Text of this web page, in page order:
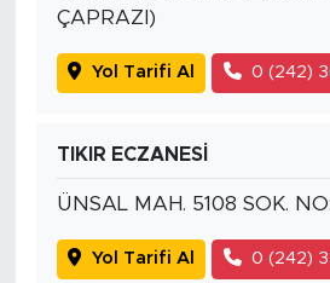
ÇAPRAZI)
Yol Tarifi Al 0 (242)
TIKIR ECZANESİ
ÜNSAL MAH. 5108 SOK.
Yol Tarifi Al 0 (242)